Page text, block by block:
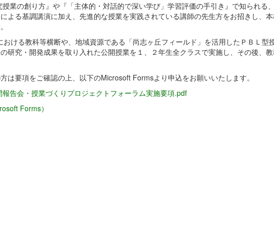
業の創り方』や『「主体的・対話的で深い学び」学習評価の手引き』で知られる
調講演に加え、先進的な授業を実践されている講師の先生方をお招きし、本
ける教科等横断や、地域資源である「尚志ヶ丘フィールド」を活用したＰＢＬ型
研究・開発成果を取り入れた公開授業を１、２年生全クラスで実施し、その後、
は要項をご確認の上、以下のMicrosoft Formsより申込をお願いいたします。
告会・授業づくりプロジェクトフォーラム実施要項.pdf
Forms）